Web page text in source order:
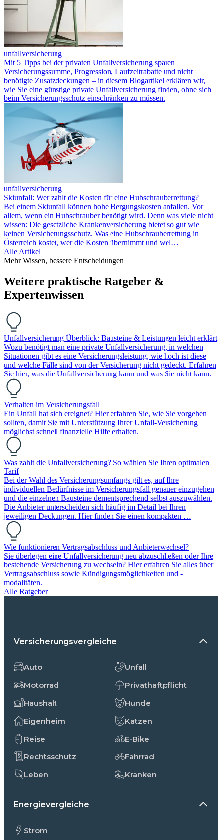
unfallversicherung
Mit 5 Tipps bei der privaten Unfallversicherung sparen
Versicherungssumme, Progression, Laufzeitrabatte und nicht
benötigte Zusatzdeckungen – in diesem Blogartikel erklären wir,
wie Sie eine günstige private Unfallversicherung finden, ohne sich
beim Versicherungsschutz einschränken zu müssen.
unfallversicherung
Skiunfall: Wer zahlt die Kosten für eine Hubschrauber­rettung?
Bei einem Skiunfall können hohe Bergungskosten anfallen. Vor
allem, wenn ein Hubschrauber benötigt wird. Denn was viele nicht
wissen: Die gesetzliche Krankenversicherung bietet so gut wie
keinen Versicherungsschutz. Was eine Hubschrauberrettung in
Österreich kostet, wer die Kosten übernimmt und wel…
Alle Artikel
Mehr Wissen, bessere Entscheidungen
Weitere praktische Ratgeber &
Expertenwissen
Unfallversicherung Überblick: Bausteine & Leistungen leicht erklärt
Wozu benötigt man eine private Unfallversicherung, in welchen
Situationen gibt es eine Versicherungsleistung, wie hoch ist diese
und welche Fälle sind von der Versicherung nicht gedeckt. Erfahren
Sie hier, was die Unfallversicherung kann und was Sie nicht kann.
Verhalten im Versicherungsfall
Ein Unfall hat sich ereignet? Hier erfahren Sie, wie Sie vorgehen
sollten, damit Sie mit Unterstützung Ihrer Unfall-Versicherung
möglichst schnell finanzielle Hilfe erhalten.
Was zahlt die Unfallversicherung? So wählen Sie Ihren optimalen
Tarif
Bei der Wahl des Versicherungsumfangs gilt es, auf Ihre
individuellen Bedürfnisse im Versicherungsfall genauer einzugehen
und die einzelnen Bausteine dementsprechend selbst auszuwählen.
Die Anbieter unterscheiden sich häufig im Detail bei Ihren
jeweiligen Deckungen. Hier finden Sie einen kompakten …
Wie funktionieren Vertragsabschluss und Anbieterwechsel?
Sie überlegen eine Unfallversicherung neu abzuschließen oder Ihre
bestehende Versicherung zu wechseln? Hier erfahren Sie alles über
Vertragsabschluss sowie Kündigungsmöglichkeiten und -
modalitäten.
Alle Ratgeber
Versicherungsvergleiche
Auto
Motorrad
Haushalt
Eigenheim
Reise
Rechtsschutz
Leben
Unfall
Privathaftpflicht
Hunde
Katzen
E-Bike
Fahrrad
Kranken
Energievergleiche
Strom